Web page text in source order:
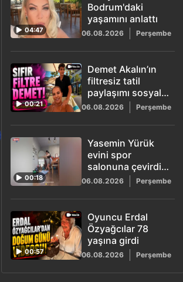
04:47
Bodrum'daki
yaşamını anlattı
06.08.2026 Perşembe
00:21
Demet Akalın’ın
filtresiz tatil
paylaşımı sosyal
medyada gündem
06.08.2026 Perşembe
00:18
Yasemin Yürük
evini spor
salonuna çevirdi:
Ayağı iki yerden
kırıldı 4 ay sonra
spora başladı
06.08.2026 Perşembe
00:57
Oyuncu Erdal
Özyağcılar 78
yaşına girdi
06.08.2026 Perşembe